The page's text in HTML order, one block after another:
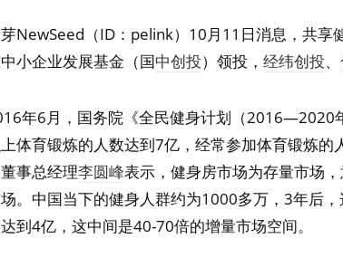
NewSeed（ID：pelink）10月11日消息，共享
小企业发展基金（国中创投）领投， 经纬创投、
年6月，国务院《全民健身计划（2016—2020
体育锻炼的人数达到7亿，经常参加体育锻炼
事总经理李圆峰表示，健身房市场为存量市场
。中国当下的健身人群约为1000多万，3年后
到4亿，这中间是40-70倍的增量市场空间。